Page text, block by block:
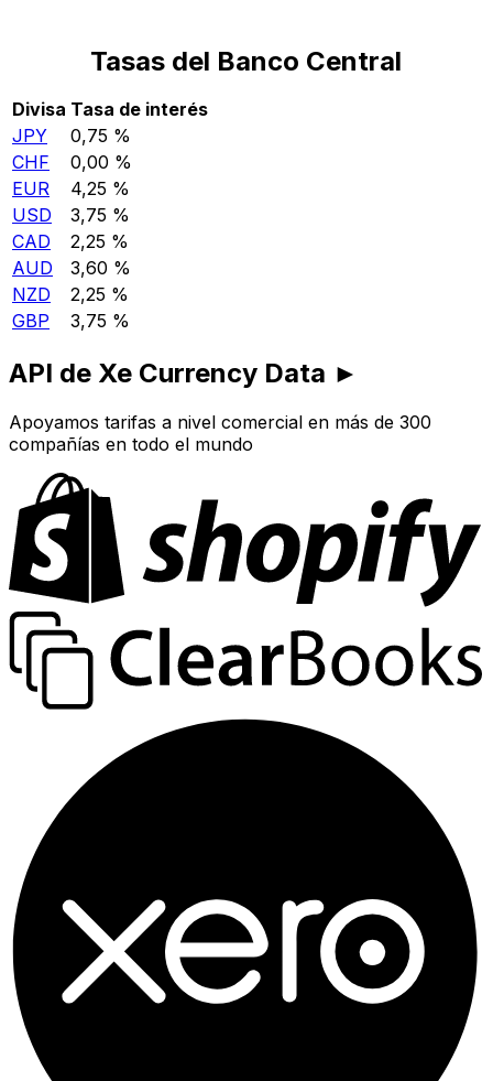
Tasas del Banco Central
Divisa Tasa de interés
JPY
0,75 %
CHF
0,00 %
EUR
4,25 %
USD
3,75 %
CAD
2,25 %
AUD
3,60 %
NZD
2,25 %
GBP
3,75 %
API de Xe Currency Data ►
Apoyamos tarifas a nivel comercial en más de 300
compañías en todo el mundo